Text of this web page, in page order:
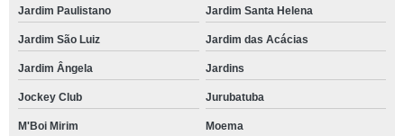
Jardim Paulistano Jardim Santa Helena
Jardim São Luiz Jardim das Acácias
Jardim Ângela Jardins
Jockey Club Jurubatuba
M'Boi Mirim Moema